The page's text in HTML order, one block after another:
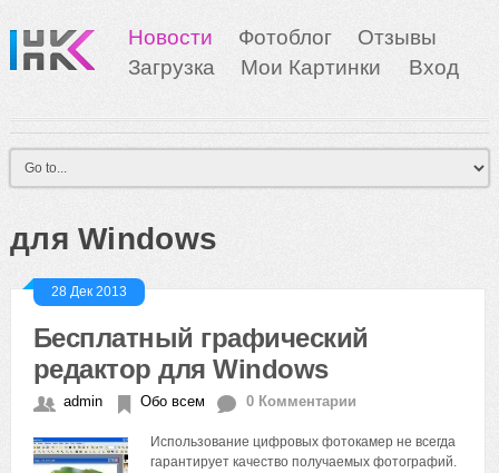
Новости Фотоблог
Отзывы
Загрузка
Мои Картинки Вход
для Windows
28 Дек 2013
Бесплатный графический
редактор для Windows
admin Обо всем 0 Комментарии
Использование цифровых фотокамер не всегда
гарантирует качество получаемых фотографий.